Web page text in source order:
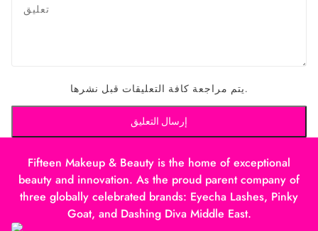
يتم مراجعة كافة التعليقات قبل نشرها.
إرسال التعليق
Fifteen Makeup & Beauty is the home of exceptional
beauty and innovation. As the proud parent company of
three globally celebrated brands: Eyecha Lashes, Pinky
Goat, and Dashing Diva Middle East.